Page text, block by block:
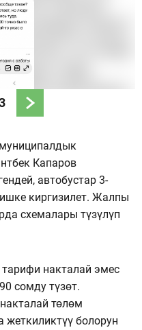
Капаров
автобустар 3-
киргизилет. Жалпы
схемалары түзүлүп
накталай эмес
сомду түзөт.
төлөм
жеткиликтүү болорун